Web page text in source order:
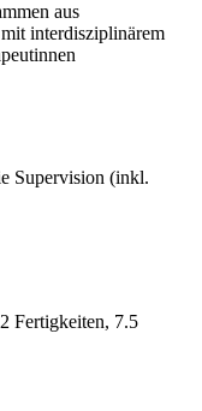
aus
interdisziplinärem
Supervision (inkl.
Fertigkeiten, 7.5